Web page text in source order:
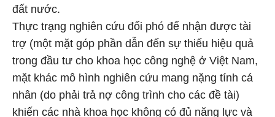
đất nước.
Thực trạng nghiên cứu đối phó để nhận được tài
trợ (một mặt góp phần dẫn đến sự thiếu hiệu quả
trong đầu tư cho khoa học công nghệ ở Việt Nam,
mặt khác mô hình nghiên cứu mang nặng tính cá
nhân (do phải trả nợ công trình cho các đề tài)
khiến các nhà khoa học không có đủ năng lực và